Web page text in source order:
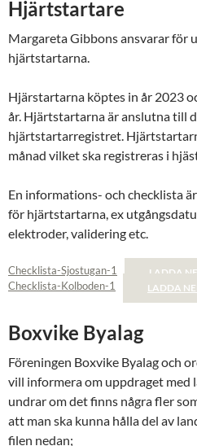
Hjärtstartare
Margareta Gibbons ansvarar för
hjärtstartarna.
Hjärstartarna köptes in år 2023
år. Hjärtstartarna är anslutna till
hjärtstartarregistret.
månad vilket ska registreras i
En informations- och checklista
för hjärtstartarna, ex
elektroder, validering etc.
Checklista-Sjostugan-1 LADDA
Checklista-Kolboden-1 LADDA
Boxvike Byalag
Föreningen Boxvike Byalag och
vill informera om uppdraget med
undrar om det finns några fler
att man ska kunna hålla del av
filen nedan;